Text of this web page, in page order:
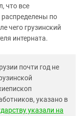
что все
по
чего грузинский
интерната.
почти год не
указано в
указали на